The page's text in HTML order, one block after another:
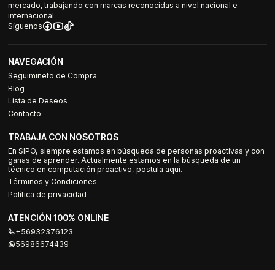
mercado, trabajando con marcas reconocidas a nivel nacional e
internacional.
Síguenos
NAVEGACIÓN
Seguimineto de Compra
Blog
Lista de Deseos
Contacto
TRABAJA CON NOSOTROS
En SIPO, siempre estamos en búsqueda de personas proactivas y con
ganas de aprender. Actualmente estamos en la búsqueda de un
técnico en computación proactivo, postula aquí.
Términos y Condiciones
Política de privacidad
ATENCIÓN 100% ONLINE
+56932376123
56986674439